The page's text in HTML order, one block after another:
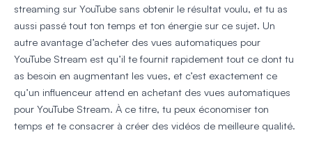
streaming sur YouTube sans obtenir le résultat voulu, et tu as
aussi passé tout ton temps et ton énergie sur ce sujet. Un
autre avantage d’acheter des vues automatiques pour
YouTube Stream est qu’il te fournit rapidement tout ce dont tu
as besoin en augmentant les vues, et c’est exactement ce
qu’un influenceur attend en achetant des vues automatiques
pour YouTube Stream. À ce titre, tu peux économiser ton
temps et te consacrer à créer des vidéos de meilleure qualité.